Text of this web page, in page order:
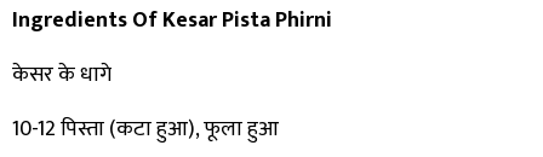
Ingredients Of Kesar Pista Phirni
केसर के धागे
10-12 पिस्ता (कटा हुआ), फूला हुआ